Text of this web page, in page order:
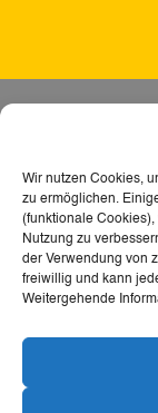
Wir nutzen Cookies,
zu ermöglichen.
(funktionale
Nutzung zu
der Verwendung von
freiwillig und kann
Weitergehende
Webseite